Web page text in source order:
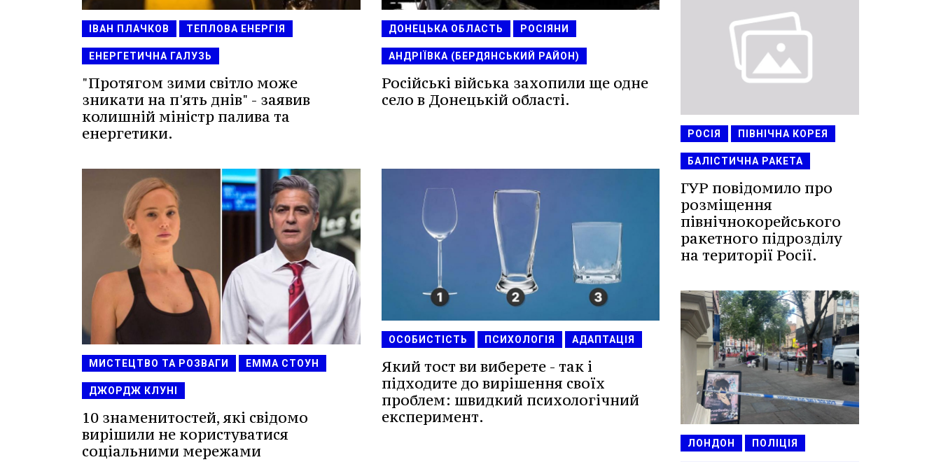
ІВАН ПЛАЧКОВ ТЕПЛОВА ЕНЕРГІЯ
ЕНЕРГЕТИЧНА ГАЛУЗЬ
"Протягом зими світло може
зникати на п'ять днів" - заявив
колишній міністр палива та
енергетики.
ДОНЕЦЬКА ОБЛАСТЬ РОСІЯНИ
АНДРІЇВКА (БЕРДЯНСЬКИЙ РАЙОН)
Російські війська захопили ще одне
село в Донецькій області.
МИСТЕЦТВО ТА РОЗВАГИ ЕММА СТОУН
ДЖОРДЖ КЛУНІ
10 знаменитостей, які свідомо
вирішили не користуватися
соціальними мережами
ОСОБИСТІСТЬ ПСИХОЛОГІЯ АДАПТАЦІЯ
Який тост ви виберете - так і
підходите до вирішення своїх
проблем: швидкий психологічний
експеримент.
РОСІЯ ПІВНІЧНА КОРЕЯ
БАЛІСТИЧНА РАКЕТА
ГУР повідомило про
розміщення
північнокорейського
ракетного підрозділу
на території Росії.
ЛОНДОН ПОЛІЦІЯ